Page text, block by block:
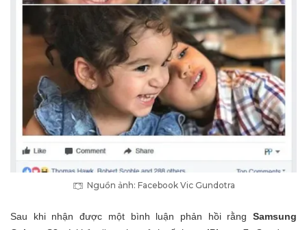
Nguồn ảnh: Facebook Vic Gundotra
Sau khi nhận được một bình luận phản hồi rằng Samsung